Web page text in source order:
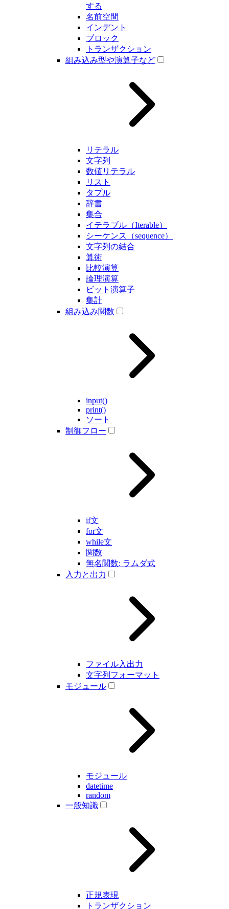
する
名前空間
インデント
ブロック
トランザクション
組み込み型や演算子など
リテラル
文字列
数値リテラル
リスト
タプル
辞書
集合
イテラブル（Iterable）
シーケンス（sequence）
文字列の結合
算術
比較演算
論理演算
ビット演算子
集計
組み込み関数
input()
print()
ソート
制御フロー
if文
for文
while文
関数
無名関数: ラムダ式
入力と出力
ファイル入出力
文字列フォーマット
モジュール
モジュール
datetime
random
一般知識
正規表現
トランザクション